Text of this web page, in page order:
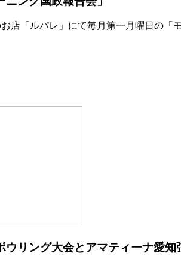
店「ルパレ」にて毎月第一月曜日の「
ウリング大会とアマティーナ愛知